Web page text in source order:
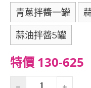
青蔥拌醬一罐
蒜油拌醬5罐
特價 130-625